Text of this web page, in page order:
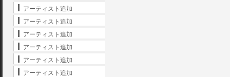
アーティスト追加
アーティスト追加
アーティスト追加
アーティスト追加
アーティスト追加
アーティスト追加